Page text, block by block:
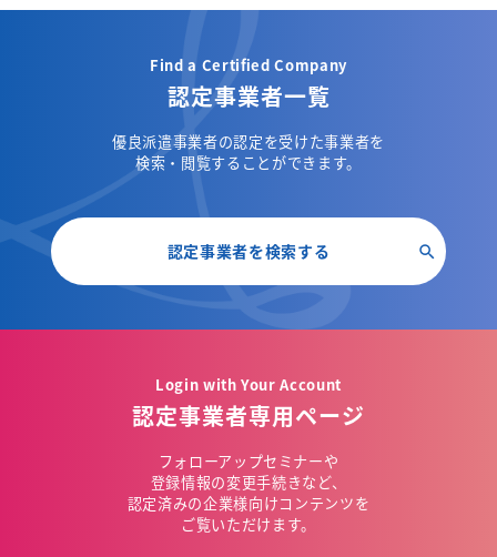
Find a Certified Company
認定事業者一覧
優良派遣事業者の認定を受けた事業者を
検索・閲覧することができます。
認定事業者を検索する
Login with Your Account
認定事業者専用ページ
フォローアップセミナーや
登録情報の変更手続きなど、
認定済みの企業様向けコンテンツを
ご覧いただけます。